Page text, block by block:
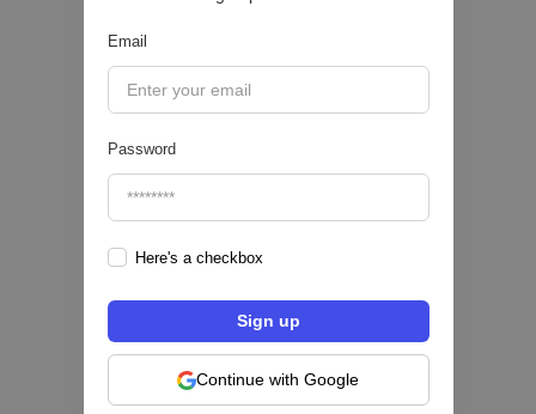
Email
Password
Here's a checkbox
Continue with Google
Sofía Neira Gómez
Los bancos se están dividiendo en dos
categorías frente a la IA | Mambu